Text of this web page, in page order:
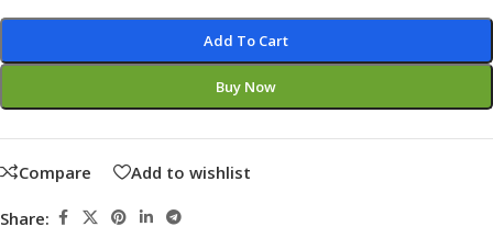
Add To Cart
Buy Now
Compare Add to wishlist
Share: